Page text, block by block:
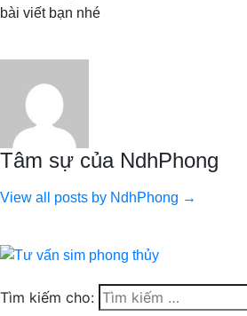
bài viết bạn nhé
Tâm sự của NdhPhong
View all posts by NdhPhong →
Tìm kiếm cho: